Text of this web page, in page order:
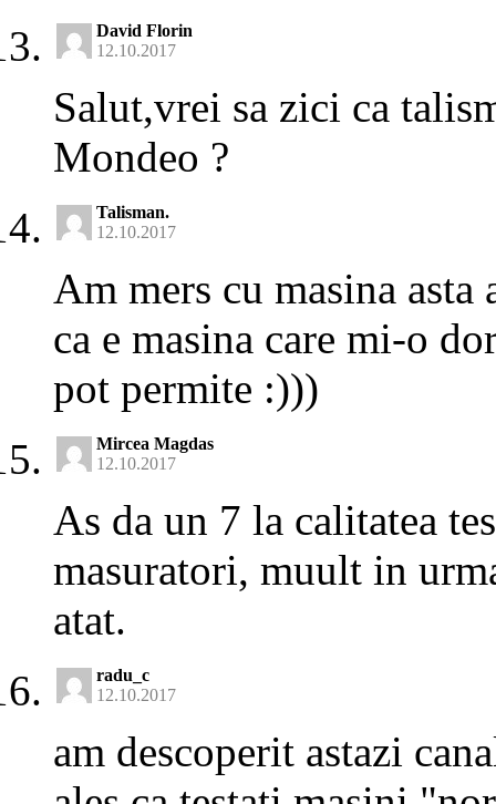
David Florin
12.10.2017
Salut,vrei sa zici ca
Mondeo ?
Talisman.
12.10.2017
Am mers cu masina
ca e masina care mi-o
pot permite :)))
Mircea Magdas
12.10.2017
As da un 7 la calitatea
masuratori, muult in
atat.
radu_c
12.10.2017
am descoperit astazi